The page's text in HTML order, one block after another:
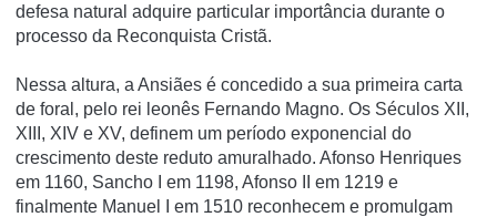
defesa natural adquire particular importância durante o
processo da Reconquista Cristã.
Nessa altura, a Ansiães é concedido a sua primeira carta
de foral, pelo rei leonês Fernando Magno. Os Séculos XII,
XIII, XIV e XV, definem um período exponencial do
crescimento deste reduto amuralhado. Afonso Henriques
em 1160, Sancho I em 1198, Afonso II em 1219 e
finalmente Manuel I em 1510 reconhecem e promulgam